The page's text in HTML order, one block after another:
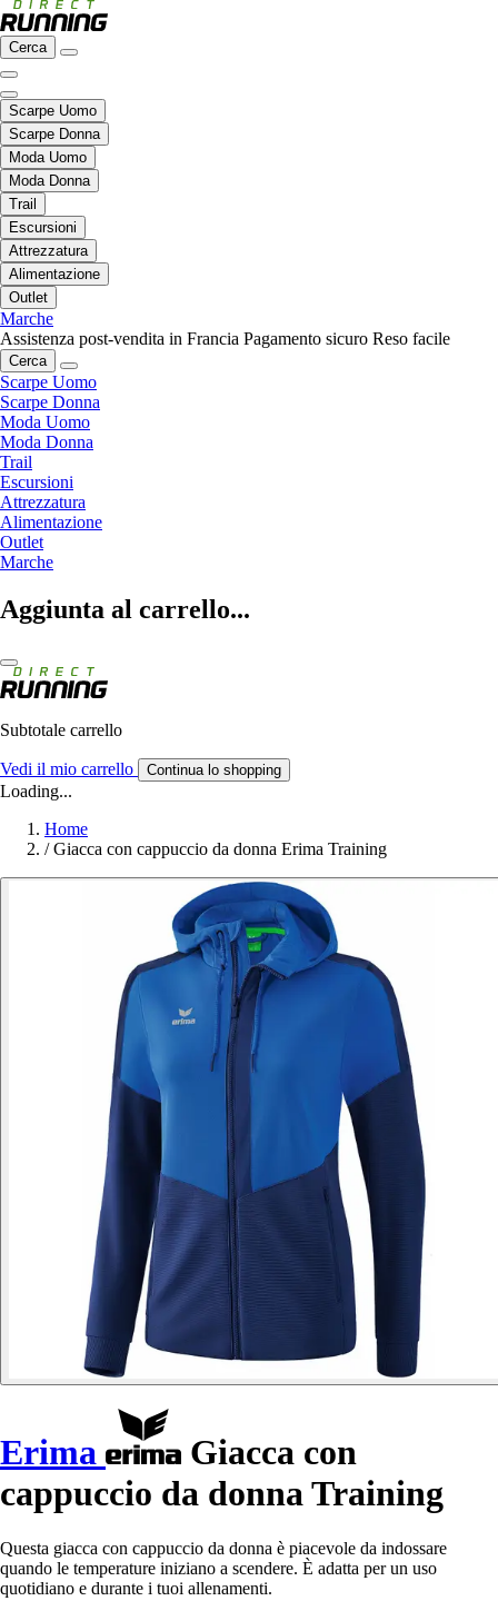
Cerca
Scarpe Uomo
Scarpe Donna
Moda Uomo
Moda Donna
Trail
Escursioni
Attrezzatura
Alimentazione
Outlet
Marche
Assistenza post-vendita in Francia Pagamento sicuro Reso facile
Cerca
Scarpe Uomo
Scarpe Donna
Moda Uomo
Moda Donna
Trail
Escursioni
Attrezzatura
Alimentazione
Outlet
Marche
Aggiunta al carrello...
Subtotale carrello
Vedi il mio carrello Continua lo shopping
Loading...
Home
/ Giacca con cappuccio da donna Erima Training
Erima
Giacca con
cappuccio da donna Training
Questa giacca con cappuccio da donna è piacevole da indossare
quando le temperature iniziano a scendere. È adatta per un uso
quotidiano e durante i tuoi allenamenti.